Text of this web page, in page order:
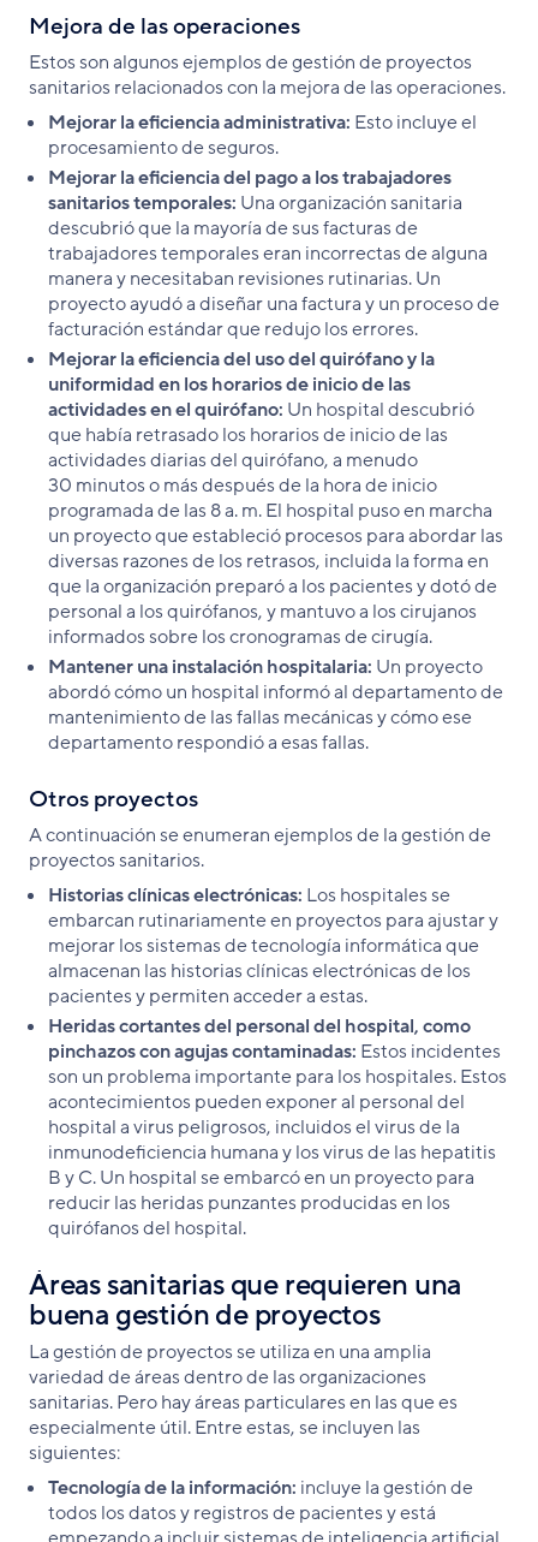
Mejora de las operaciones
Estos son algunos ejemplos de gestión de proyectos
sanitarios relacionados con la mejora de las operaciones.
Mejorar la eficiencia administrativa: Esto incluye el
procesamiento de seguros.
Mejorar la eficiencia del pago a los trabajadores
sanitarios temporales: Una organización sanitaria
descubrió que la mayoría de sus facturas de
trabajadores temporales eran incorrectas de alguna
manera y necesitaban revisiones rutinarias. Un
proyecto ayudó a diseñar una factura y un proceso de
facturación estándar que redujo los errores.
Mejorar la eficiencia del uso del quirófano y la
uniformidad en los horarios de inicio de las
actividades en el quirófano: Un hospital descubrió
que había retrasado los horarios de inicio de las
actividades diarias del quirófano, a menudo
30 minutos o más después de la hora de inicio
programada de las 8 a. m. El hospital puso en marcha
un proyecto que estableció procesos para abordar las
diversas razones de los retrasos, incluida la forma en
que la organización preparó a los pacientes y dotó de
personal a los quirófanos, y mantuvo a los cirujanos
informados sobre los cronogramas de cirugía.
Mantener una instalación hospitalaria: Un proyecto
abordó cómo un hospital informó al departamento de
mantenimiento de las fallas mecánicas y cómo ese
departamento respondió a esas fallas.
Otros proyectos
A continuación se enumeran ejemplos de la gestión de
proyectos sanitarios.
Historias clínicas electrónicas: Los hospitales se
embarcan rutinariamente en proyectos para ajustar y
mejorar los sistemas de tecnología informática que
almacenan las historias clínicas electrónicas de los
pacientes y permiten acceder a estas.
Heridas cortantes del personal del hospital, como
pinchazos con agujas contaminadas: Estos incidentes
son un problema importante para los hospitales. Estos
acontecimientos pueden exponer al personal del
hospital a virus peligrosos, incluidos el virus de la
inmunodeficiencia humana y los virus de las hepatitis
B y C. Un hospital se embarcó en un proyecto para
reducir las heridas punzantes producidas en los
quirófanos del hospital.
Áreas sanitarias que requieren una
buena gestión de proyectos
La gestión de proyectos se utiliza en una amplia
variedad de áreas dentro de las organizaciones
sanitarias. Pero hay áreas particulares en las que es
especialmente útil. Entre estas, se incluyen las
siguientes:
Tecnología de la información: incluye la gestión de
todos los datos y registros de pacientes y está